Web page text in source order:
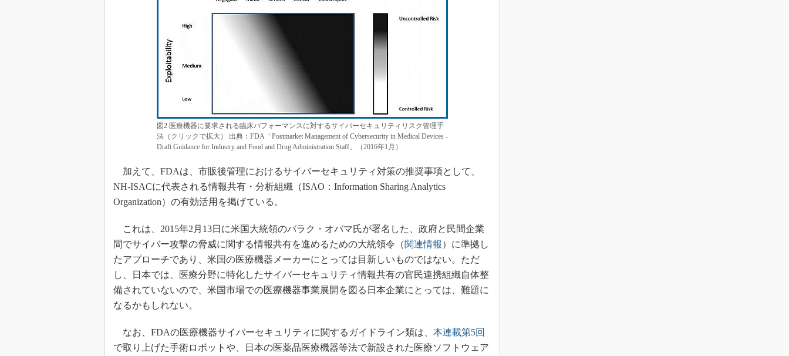
図2 医療機器に要求される臨床パフォーマンスに対するサイバーセキュリティリスク管理手
法（クリックで拡大） 出典：FDA「Postmarket Management of Cybersecurity in Medical Devices -
Draft Guidance for Industry and Food and Drug Administration Staff」（2016年1月）
加えて、FDAは、市販後管理におけるサイバーセキュリティ対策の推奨事項として、
NH-ISACに代表される情報共有・分析組織（ISAO：Information Sharing Analytics
Organization）の有効活用を掲げている。
これは、2015年2月13日に米国大統領のバラク・オバマ氏が署名した、政府と民間企業
間でサイバー攻撃の脅威に関する情報共有を進めるための大統領令（関連情報 ）に準拠し
たアプローチであり、米国の医療機器メーカーにとっては目新しいものではない。ただ
し、日本では、医療分野に特化したサイバーセキュリティ情報共有の官民連携組織自体整
備されていないので、米国市場での医療機器事業展開を図る日本企業にとっては、難題に
なるかもしれない。
なお、FDAの医療機器サイバーセキュリティに関するガイドライン類は、 本連載第5回
で取り上げた手術ロボットや、日本の医薬品医療機器等法で新設された医療ソフトウェア